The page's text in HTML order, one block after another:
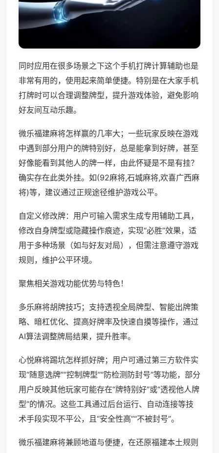
同时应用在很多场景之下这个手机打牌计算辅助也是
非常有用的，使用起来简单便捷。特别是在大家手机
打牌时可以合理调整牌型，提升游戏体验，避免影响
好友间互动乐趣。
微乐福建麻将怎样赢的几率大；一些玩家反映在游戏
中遇到部分用户的牌特别好，总是能拿到好牌，甚至
好像能看到其他人的牌一样，由此怀疑是不是有挂？
确实存在此类外挂。如(92麻将,石城麻将,欢喜广西麻
将)等，建议通过正规途径维护游戏公平。
自定义修改牌：用户可输入需求生成专用辅助工具，
修改自身牌型或隐藏操作痕迹，实现“必胜”效果，适
用于多种场景（如与好友对局），但需注意遵守游戏
规则，维护公平环境。
聚焦相关游戏功能优势与特色！
多乐麻将胡牌技巧；支持透视全局牌型、智能出牌策
略、暗杠优化、提高好牌率及快速自摸等操作，通过
AI算法调整牌局结果，提升胜率。
心悦麻将踢坑怎样抓好牌；用户可通过第三方软件实
现“随意选牌”“控制牌型”“防检测防封号”等功能，部分
用户反映其他玩家可能存在“牌特别好”或“透视他人牌
型”的情况。这些工具通过后台运行、自动连接等技
术手段实现不平公，且“安全性高”“不被封号”。
微乐福建麻将兼顾地道与便捷，在还原福建本土规则